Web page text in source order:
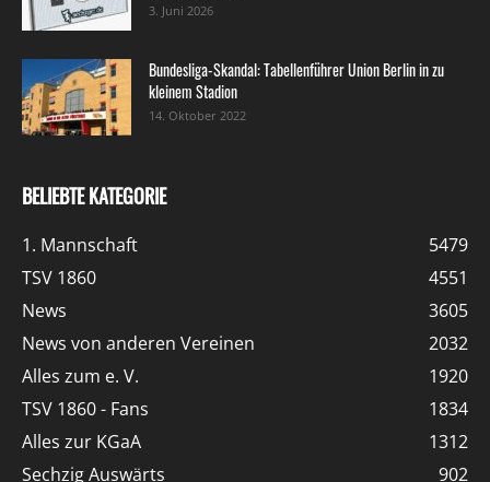
3. Juni 2026
Bundesliga-Skandal: Tabellenführer Union Berlin in zu
kleinem Stadion
14. Oktober 2022
BELIEBTE KATEGORIE
1. Mannschaft
5479
TSV 1860
4551
News
3605
News von anderen Vereinen
2032
Alles zum e. V.
1920
TSV 1860 - Fans
1834
Alles zur KGaA
1312
Sechzig Auswärts
902